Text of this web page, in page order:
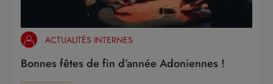
ACTUALITÉS INTERNES
Bonnes fêtes de fin d’année Adoniennes !